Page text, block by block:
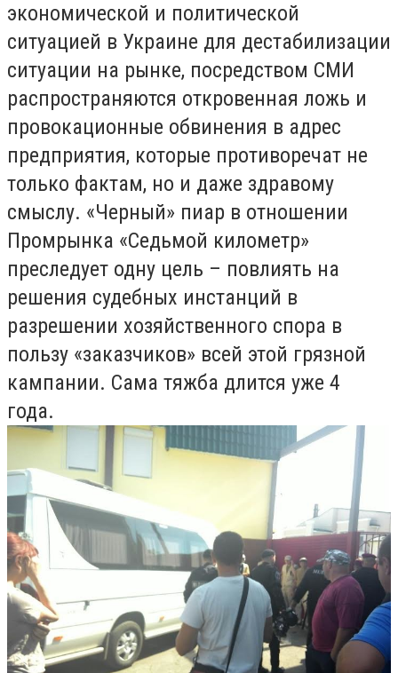
экономической и политической
ситуацией в Украине для дестабилизации
ситуации на рынке, посредством СМИ
распространяются откровенная ложь и
провокационные обвинения в адрес
предприятия, которые противоречат не
только фактам, но и даже здравому
смыслу. «Черный» пиар в отношении
Промрынка «Седьмой километр»
преследует одну цель – повлиять на
решения судебных инстанций в
разрешении хозяйственного спора в
пользу «заказчиков» всей этой грязной
кампании. Сама тяжба длится уже 4
года.